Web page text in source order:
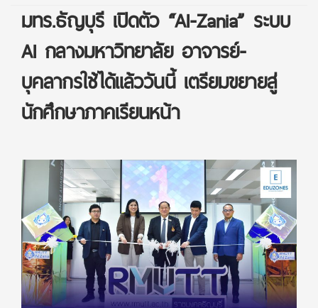
มทร.ธัญบุรี เปิดตัว “AI-Zania” ระบบ
AI กลางมหาวิทยาลัย อาจารย์-
บุคลากรใช้ได้แล้ววันนี้ เตรียมขยายสู่
นักศึกษาภาคเรียนหน้า